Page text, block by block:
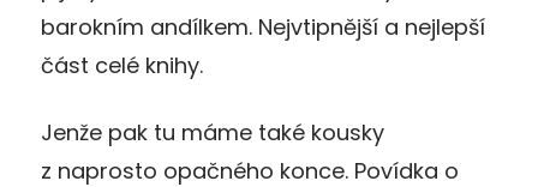
barokním andílkem. Nejvtipnější a nejlepší
část celé knihy.
Jenže pak tu máme také kousky
z naprosto opačného konce. Povídka o